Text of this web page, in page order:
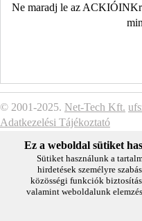
Ne maradj le az
© 2001-2025. Net-Tech Kft.
Adatkezelési Tájékoztató
Ez a weboldal sütiket
Sütiket használunk a
hirdetések személyre
közösségi funkciók
valamint weboldalunk